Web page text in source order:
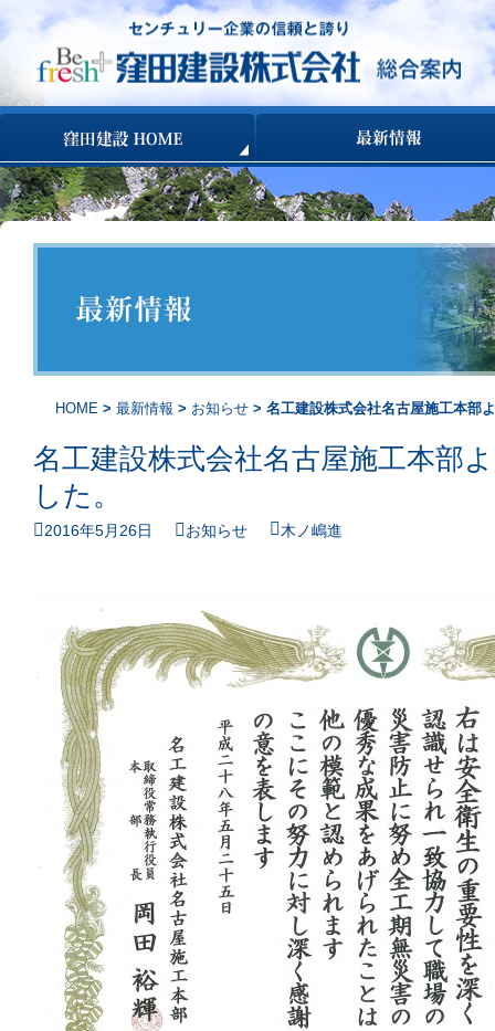
コンテンツへ移動
HOME > 最新情報 > お知らせ > 名工建設株式会社名古屋施工本部
名工建設株式会社名古屋施工本部
した。
2016年5月26日 お知らせ 木ノ嶋進